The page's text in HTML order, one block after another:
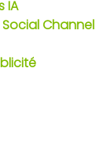
IA
Channel